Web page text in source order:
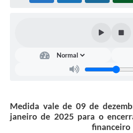
Legislação
Contratos
Medida vale de 09 de
janeiro de 2025 para o
financeiro